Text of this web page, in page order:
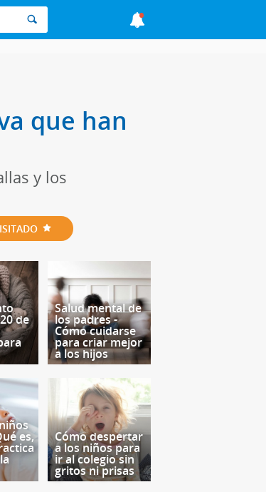
que han
y los
de
Salud mental de
los padres -
Cómo cuidarse
para criar mejor
a los hijos
es, Cómo despertar
a los niños para
ir al colegio sin
gritos ni prisas